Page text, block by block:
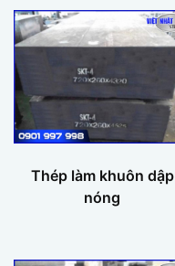
Thép làm khuôn dập
nóng